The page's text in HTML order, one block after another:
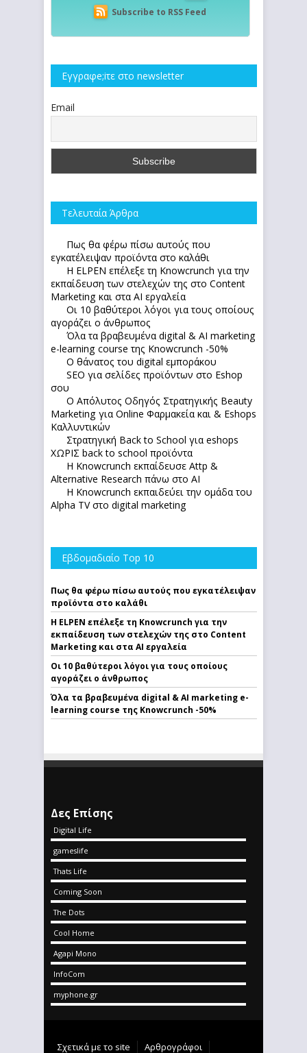
Subscribe to RSS Feed
Εγγραφe;iτε στο newsletter
Email
Τελευταία Άρθρα
Πως θα φέρω πίσω αυτούς που
εγκατέλειψαν προϊόντα στο καλάθι
Η ELPEN επέλεξε τη Knowcrunch για την
εκπαίδευση των στελεχών της στο Content
Marketing και στα AI εργαλεία
Οι 10 βαθύτεροι λόγοι για τους οποίους
αγοράζει ο άνθρωπος
Όλα τα βραβευμένα digital & AI marketing
e-learning course της Knowcrunch -50%
Ο θάνατος του digital εμποράκου
SEO για σελίδες προϊόντων στο Eshop
σου
Ο Απόλυτoς Οδηγός Στρατηγικής Beauty
Marketing για Online Φαρμακεία και & Eshops
Καλλυντικών
Στρατηγική Back to School για eshops
ΧΩΡΙΣ back to school προϊόντα
Η Knowcrunch εκπαίδευσε Attp &
Alternative Research πάνω στο ΑΙ
Η Knowcrunch εκπαιδεύει την ομάδα του
Alpha TV στο digital marketing
Εβδομαδιαίο Top 10
Πως θα φέρω πίσω αυτούς που εγκατέλειψαν
προϊόντα στο καλάθι
Η ELPEN επέλεξε τη Knowcrunch για την
εκπαίδευση των στελεχών της στο Content
Marketing και στα AI εργαλεία
Οι 10 βαθύτεροι λόγοι για τους οποίους
αγοράζει ο άνθρωπος
Όλα τα βραβευμένα digital & AI marketing e-
learning course της Knowcrunch -50%
Δες Επίσης
Digital Life
gameslife
Thats Life
Coming Soon
The Dots
Cool Home
Agapi Mono
InfoCom
myphone.gr
Σχετικά με το site
Αρθρογράφοι